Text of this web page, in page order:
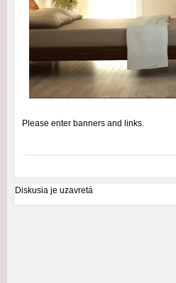
Please enter banners and links.
Diskusia je uzavretá